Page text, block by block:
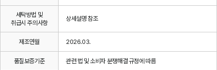
세탁방법 및
취급시 주의사항
상세설명 참조
제조연월 2026.03.
품질보증기준 관련 법 및 소비자 분쟁해결 규정에 따름